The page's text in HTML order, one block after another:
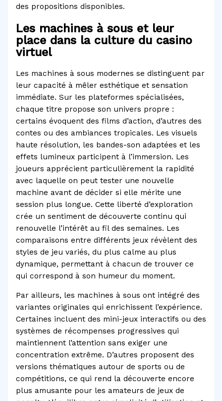
des propositions disponibles.
Les machines à sous et leur
place dans la culture du casino
virtuel
Les machines à sous modernes se distinguent par
leur capacité à mêler esthétique et sensation
immédiate. Sur les plateformes spécialisées,
chaque titre propose son univers propre :
certains évoquent des films d’action, d’autres des
contes ou des ambiances tropicales. Les visuels
haute résolution, les bandes-son adaptées et les
effets lumineux participent à l’immersion. Les
joueurs apprécient particulièrement la rapidité
avec laquelle on peut tester une nouvelle
machine avant de décider si elle mérite une
session plus longue. Cette liberté d’exploration
crée un sentiment de découverte continu qui
renouvelle l’intérêt au fil des semaines. Les
comparaisons entre différents jeux révèlent des
styles de jeu variés, du plus calme au plus
dynamique, permettant à chacun de trouver ce
qui correspond à son humeur du moment.
Par ailleurs, les machines à sous ont intégré des
variantes originales qui enrichissent l’expérience.
Certaines incluent des mini-jeux interactifs ou des
systèmes de récompenses progressives qui
maintiennent l’attention sans exiger une
concentration extrême. D’autres proposent des
versions thématiques autour de sports ou de
compétitions, ce qui rend la découverte encore
plus amusante pour les amateurs de jeux de